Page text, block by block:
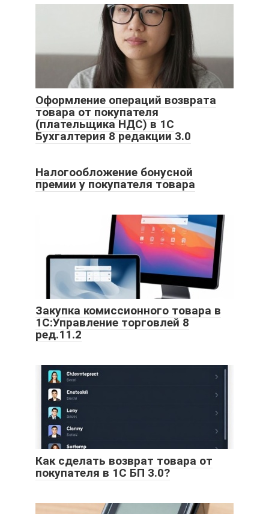
Оформление операций возврата
товара от покупателя
(плательщика НДС) в 1С
Бухгалтерия 8 редакции 3.0
Налогообложение бонусной
премии у покупателя товара
Закупка комиссионного товара в
1С:Управление торговлей 8
ред.11.2
Как сделать возврат товара от
покупателя в 1С БП 3.0?